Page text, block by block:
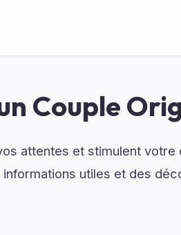
Couple
attentes et stimulent votre
utiles et des